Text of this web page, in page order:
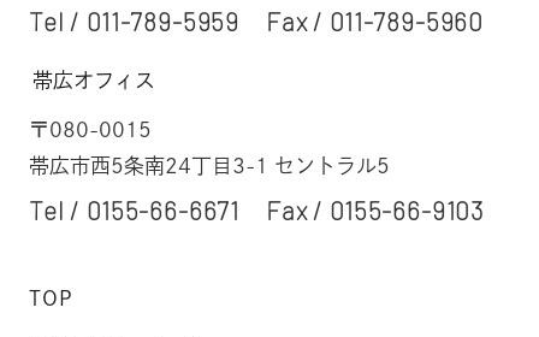
Tel / 011-789-5959 Fax / 011-789-5960
帯広オフィス
〒080-0015
帯広市西5条南24丁目3-1 セントラル5
Tel / 0155-66-6671 Fax / 0155-66-9103
TOP